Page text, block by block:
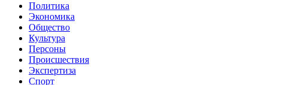
Политика
Экономика
Общество
Культура
Персоны
Происшествия
Экспертиза
Спорт